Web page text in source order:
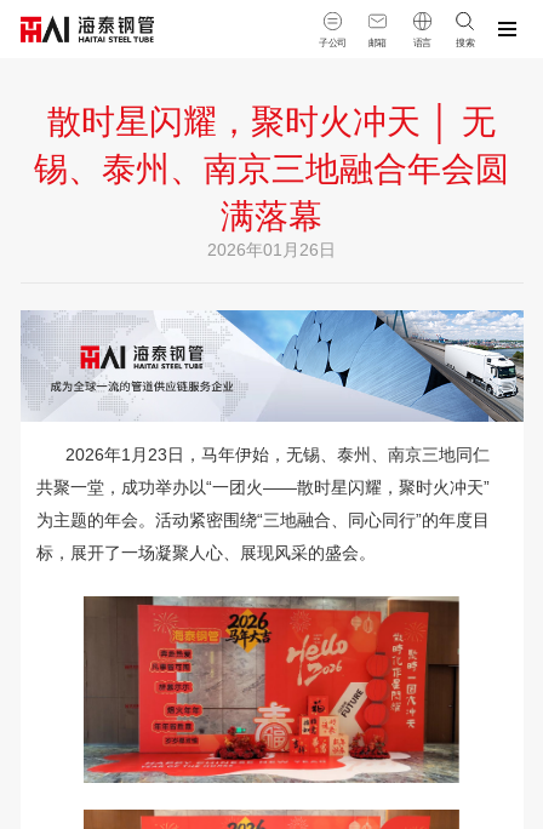
子公司 邮箱 语言 搜索
散时星闪耀，聚时火冲天 │ 无
锡、泰州、南京三地融合年会圆
满落幕
2026年01月26日
2026年1月23日，马年伊始，无锡、泰州、南京三地同仁
共聚一堂，成功举办以“一团火——散时星闪耀，聚时火冲天”
为主题的年会。活动紧密围绕“三地融合、同心同行”的年度目
标，展开了一场凝聚人心、展现风采的盛会。